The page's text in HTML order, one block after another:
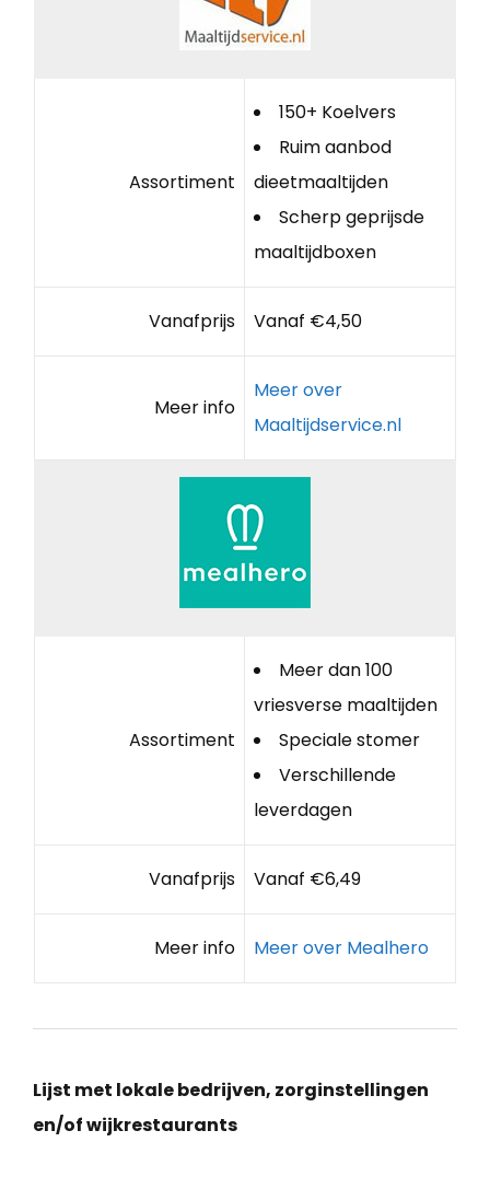
Assortiment
150+ Koelvers
Ruim aanbod
dieetmaaltijden
Scherp geprijsde
maaltijdboxen
Vanafprijs Vanaf €4,50
Meer info
Meer over
Maaltijdservice.nl
Assortiment
Meer dan 100
vriesverse maaltijden
Speciale stomer
Verschillende
leverdagen
Vanafprijs Vanaf €6,49
Meer info Meer over Mealhero
Lijst met lokale bedrijven, zorginstellingen
en/of wijkrestaurants